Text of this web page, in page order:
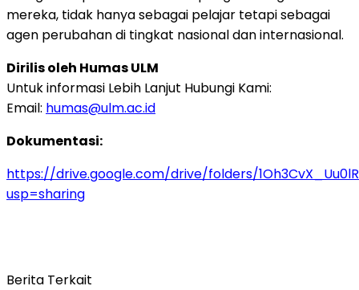
mereka, tidak hanya sebagai pelajar tetapi sebagai
agen perubahan di tingkat nasional daninternasional.
Dirilis oleh Humas ULM
Untuk informasi Lebih Lanjut Hubungi Kami:
Email: humas@ulm.ac.id
Dokumentasi:
https://drive.google.com/drive/folders/
usp=sharing
Berita Terkait